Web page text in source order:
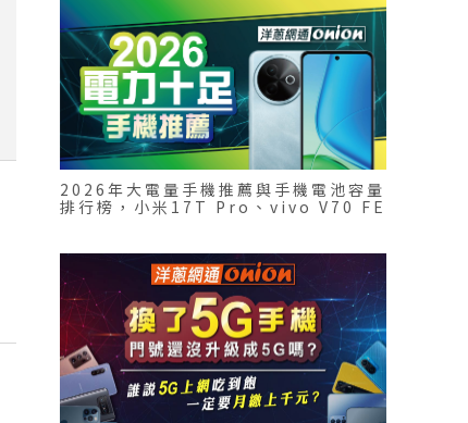
2026年大電量手機推薦與手機電池容量
排行榜，小米17T Pro、vivo V70 FE